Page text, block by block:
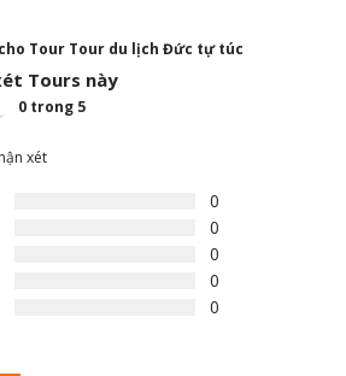
Tour Tour du lịch Đức tự túc
Tours này
0 trong 5
xét
0
0
0
0
0